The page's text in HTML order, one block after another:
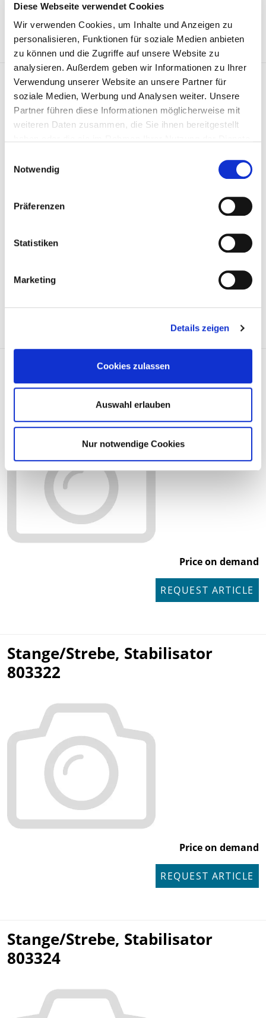
Diese Webseite verwendet Cookies
Wir verwenden Cookies, um Inhalte und Anzeigen zu
personalisieren, Funktionen für soziale Medien anbieten
zu können und die Zugriffe auf unsere Website zu
analysieren. Außerdem geben wir Informationen zu Ihrer
Verwendung unserer Website an unsere Partner für
soziale Medien, Werbung und Analysen weiter. Unsere
Partner führen diese Informationen möglicherweise mit
weiteren Daten zusammen, die Sie ihnen bereitgestellt
Notwendig
Präferenzen
Statistiken
Marketing
Details zeigen
Cookies zulassen
Auswahl erlauben
Nur notwendige Cookies
REQUEST ARTICLE
Stange/Strebe, Stabilisator
803320
Price on demand
REQUEST ARTICLE
Stange/Strebe, Stabilisator
803321
Price on demand
REQUEST ARTICLE
Stange/Strebe, Stabilisator
803322
Price on demand
REQUEST ARTICLE
Stange/Strebe, Stabilisator
803324